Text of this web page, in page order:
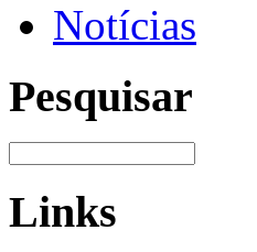
Notícias
Pesquisar
Links